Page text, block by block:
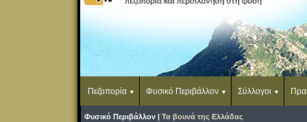
Πεζοπορία Φυσικό Περιβάλλον Σύλλογοι
Φυσικό Περιβάλλον | Τα βουνά της Ελλάδας